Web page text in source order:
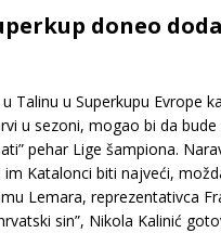
doneo
Talinu u Superkupu Evrope
u sezoni, mogao bi da
pehar Lige šampiona.
Katalonci biti najveći,
Lemara, reprezentativca
sin”, Nikola Kalinić